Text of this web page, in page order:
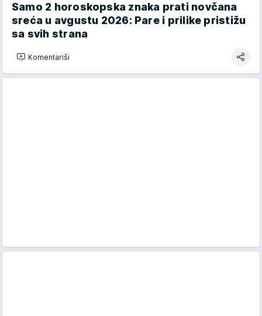
Samo 2 horoskopska znaka prati novčana
sreća u avgustu 2026: Pare i prilike pristižu
sa svih strana
Komentariši